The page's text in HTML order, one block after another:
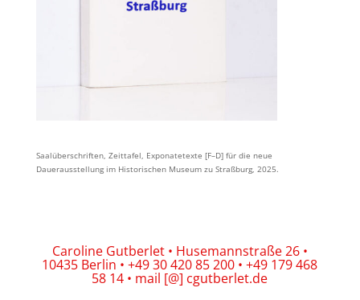
Saalüberschriften, Zeittafel, Exponatetexte [F–D] für die neue
Dauerausstellung im Historischen Museum zu Straßburg, 2025.
Caroline Gutberlet • Husemannstraße 26 •
10435 Berlin • +49 30 420 85 200 • +49 179 468
58 14 • mail [@] cgutberlet.de